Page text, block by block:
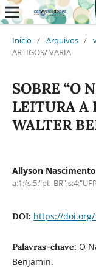
Início / Arquivos /
ARTIGOS/ VARIA
SOBRE “O
LEITURA A
WALTER
Allyson Nascimento
DOI: https://doi.org/
Palavras-chave: O
Benjamin.